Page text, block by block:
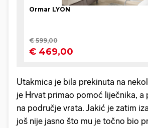
Utakmica je bila prekinuta na
je Hrvat primao pomoć liječnika, a
na područje vrata. Jakić je zatim
još nije jasno što mu je točno bio